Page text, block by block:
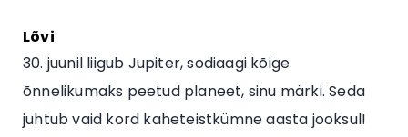
Lõvi
30. juunil liigub Jupiter, sodiaagi kõige
õnnelikumaks peetud planeet, sinu märki. Seda
juhtub vaid kord kaheteistkümne aasta jooksul!